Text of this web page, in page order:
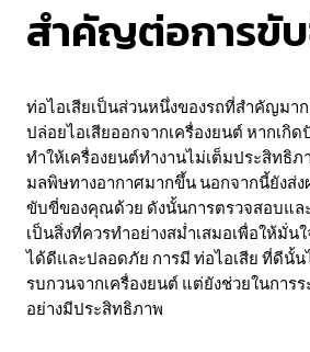
สำคัญต่อการขั
ท่อไอเสียเป็นส่วนหนึ่งของรถที่สำคัญมา
ปล่อยไอเสียออกจากเครื่องยนต์ หากเกิ
ทำให้เครื่องยนต์ทำงานไม่เต็มประสิทธิภ
มลพิษทางอากาศมากขึ้น นอกจากนี้ยังส่
ขับขี่ของคุณด้วย ดังนั้นการตรวจสอบแล
เป็นสิ่งที่ควรทำอย่างสม่ำเสมอเพื่อให้มั่
ได้ดีและปลอดภัย การมี ท่อไอเสีย ที่ดีนั้น
รบกวนจากเครื่องยนต์ แต่ยังช่วยในการ
อย่างมีประสิทธิภาพ